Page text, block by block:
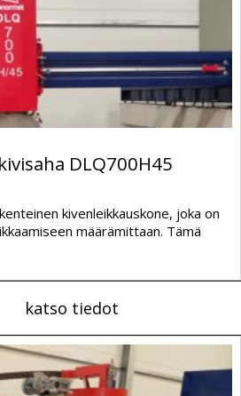
DLQ700H45
kivenleikkauskone, joka on
määrämittaan. Tämä
katso tiedot